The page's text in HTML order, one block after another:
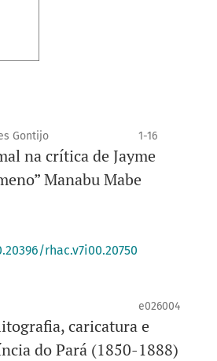
Gontijo 1-16
na crítica de Jayme
Manabu Mabe
rhac.v7i00.20750
e026004
caricatura e
do Pará (1850-1888)